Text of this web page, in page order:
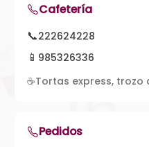
Cafetería
📞222624228
📱 985326336
☕Tortas express,
Pedidos